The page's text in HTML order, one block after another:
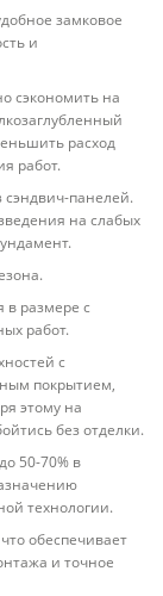
замковое
и
сэкономить на
расход
работ.
панелей.
на слабых
в размере с
работ.
с
покрытием,
этому на
без отделки.
50-70% в
технологии.
обеспечивает
и точное